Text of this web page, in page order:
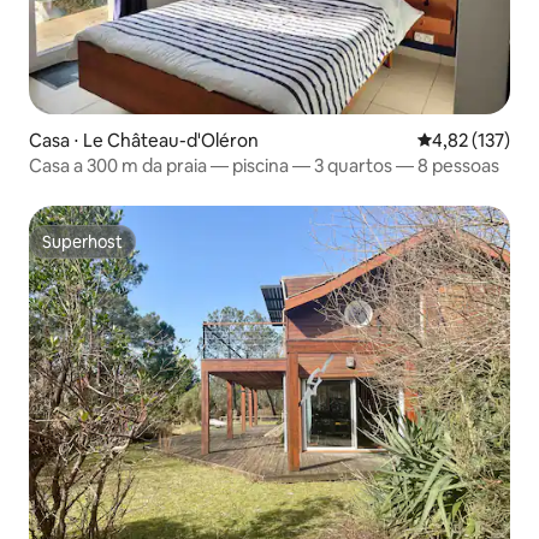
Casa ⋅ Le Château-d'Oléron 4,82 de uma
4,82 (137)
Casa a 300 m da praia — piscina — 3 quartos — 8 pessoas
Superhost
Superhost